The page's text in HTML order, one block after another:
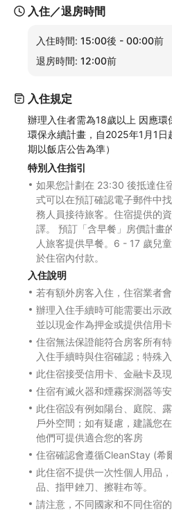
入住／退房時間
入住時間: 15:00後 - 00:00前
退房時間: 12:00前
入住規定
辦理入住者需為18歲以上 因應
環保永續計畫，自2025年1月1日
期以飯店公告為準）
特別入住指引
如果您計劃在 23:30 後抵達住
式可以在預訂確認電子郵件中
務人員接待旅客。住宿提供的
譯。 預訂「含早餐」房價計畫
人旅客提供早餐。6 - 17 歲兒
於住宿內付款。
入住說明
若有額外房客入住，住宿業者
辦理入住手續時可能需要出示
並以現金作為押金或提供信用
住宿無法保證能符合房客所有
入住手續時與住宿確認；特殊
此住宿接受信用卡、金融卡及
住宿有滅火器和煙霧探測器等
此住宿設有例如陽台、庭院、
戶外空間；如有疑慮，建議您
他們可提供適合您的客房
住宿確認會遵循CleanStay (希
此住宿不提供一次性個人用品
品、指甲銼刀、擦鞋布等。
請注意，不同國家和不同住宿